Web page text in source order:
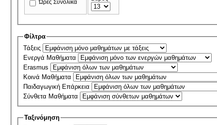
Ώρες Συνολικά
Φίλτρα
Τάξεις
Ενεργά Μαθήματα
Erasmus
Κοινά Μαθήματα
Παιδαγωγική Επάρκεια
Σύνθετα Μαθήματα
Ταξινόμηση